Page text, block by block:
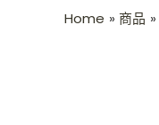
Home 商品